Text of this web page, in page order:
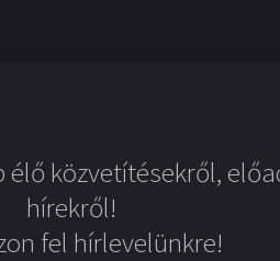
közvetítésekről,
hírekről!
fel hírlevelünkre!